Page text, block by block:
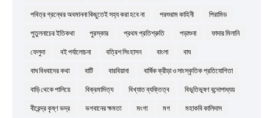
পবিত্র গ্রন্থের অবমাননা কিছুতেই সহ্য করা হবে না পরশুরাম কাহিনী পিরামিড
পুতুলনাচের ইতিকথা পুরস্কার প্রথম প্রতিশ্রুতি পড়াশুনা ফাদার মিলানি
ফেলুদা বই পর্যালোচনা বত্রিশ সিংহাসন বাংলা বাঘ
বাঘ বিধবাদের কথা বাটি বারবিয়ানা বার্ষিক ক্রীড়া ও সাংস্কৃতিক প্রতিযোগিতা
বাড়ি থেকে পালিয়ে বিক্রমাদিত্য বিখ্যাত ব্যক্তিত্ব বিভূতিভূষণ বন্দোপাধ্যয়
বীরেন্দ্র কৃষ্ণ ভদ্র ভগবানের ক্ষমতা মংগা মগ মহাকবি কালিদাস